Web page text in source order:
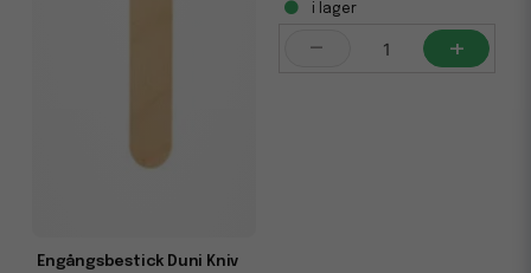
Engångsbestick Duni Kniv
i lager
- +